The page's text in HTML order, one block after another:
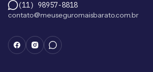
(11) 98957-8818
contato@meuseguromaisbarato.com.br